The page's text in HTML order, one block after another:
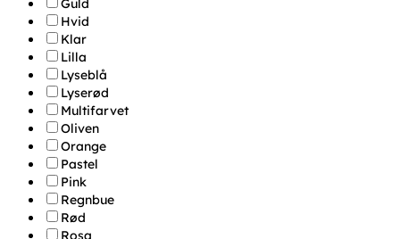
Guld
Hvid
Klar
Lilla
Lyseblå
Lyserød
Multifarvet
Oliven
Orange
Pastel
Pink
Regnbue
Rød
Rosa